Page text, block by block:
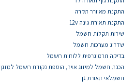
התקנת מאוורר תקרה
התקנת תאורת גינה 12v
שירות תקלות חשמל
שדרוג מערכות חשמל
בדיקה תרמוגרפית ללוחות חשמל
הכנת חשמל למיזוג אויר, הוספת נקודת חשמל למזגן
חשמלאי תאורת גן